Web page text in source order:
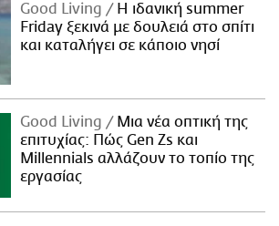
Good Living
Η ιδανική summer
Friday ξεκινά με δουλειά στο σπίτι
και καταλήγει σε κάποιο νησί
Good Living
Μια νέα οπτική της
επιτυχίας: Πώς Gen Zs και
Millennials αλλάζουν το τοπίο της
εργασίας